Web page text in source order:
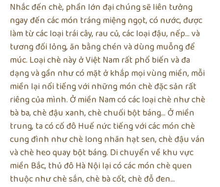
Nhắc đến chè, phần lớn đại chúng sẽ liên tưởng
ngay đến các món tráng miệng ngọt, có nước, được
làm từ các loại trái cây, rau củ, các loại đậu, nếp… và
tương đối lỏng, ăn bằng chén và dùng muỗng để
múc. Loại chè này ở Việt Nam rất phổ biến và đa
dạng và gần như có mặt ở khắp mọi vùng miền, mỗi
miền lại nổi tiếng với những món chè đặc sản rất
riêng của mình. Ở miền Nam có các loại chè như chè
bà ba, chè đậu xanh, chè chuối bột báng… Ở miền
trung, ta có cố đô Huế nức tiếng với các món chè
cung đình như chè long nhãn hạt sen, chè đậu ván
và chè heo quay bột báng. Di chuyển về khu vực
miền Bắc, thủ đô Hà Nội lại có các món chè quen
thuộc như chè sắn, chè bà cốt, chè đỗ đen…